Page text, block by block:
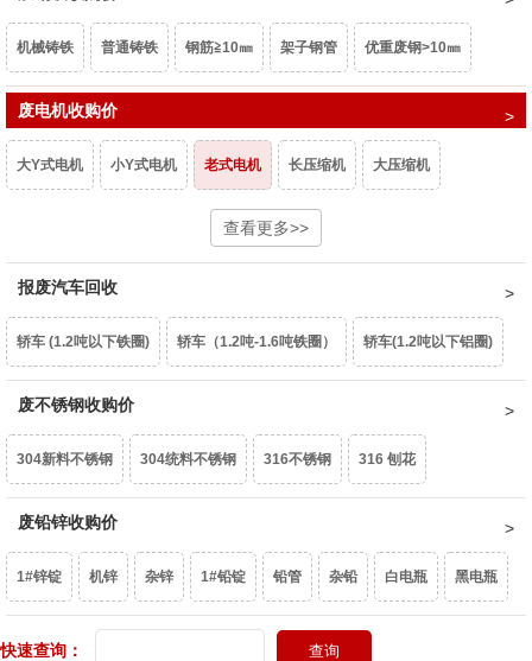
6082白料 2系白料 3系白料 5052白料 5083白料 7系白料
型材铝屑 光亮铝线
干净铝模板 活塞 机体 汽车轮毂 摩托车轮毂 机械生铝
破碎浮选熟铝水价
破碎生铝水价
机械铸铁 普通铸铁 钢筋≧10㎜ 架子钢管 优重废钢>10㎜
重型废钢6-10㎜
油桶 镀锌铁片 干净彩钢瓦 轻薄料<0.8mm 钢丝绳
花色铁罐 锰钢
废电机收购价
大Y式电机 小Y式电机 老式电机 长压缩机 大压缩机
三相电大口水泵
家用铁壳水泵
SJ变压器 S9-50以下 S9-80KVA S9-100以上 互感器
废锡（63%） 机械镁
查看更多>>
报废汽车回收
轿车 (1.2吨以下铁圈) 轿车（1.2吨-1.6吨铁圈） 轿车(1.2吨以下铝圈)
轿车（1.2吨-1.6吨铝圈）
面包车(铝圈) 皮卡车(铁圈) 皮卡车(铝圈) 柴油皮卡车（铁圈）
柴油皮卡车（铝圈）
货车(8吨以上)(集装箱、自卸车减50元/吨) 中巴、校巴 豪华大巴
新能源轿车（铝圈） 男士摩托车
废不锈钢收购价
304新料不锈钢 304统料不锈钢 316不锈钢 316 刨花
含镍20%不锈钢
废铅锌收购价
1#锌锭 机锌 杂锌 1#铅锭 铅管 杂铅 白电瓶 黑电瓶
头灯
快速查询：